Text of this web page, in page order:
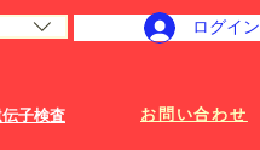
ログイン
子検査 お問い合わせ